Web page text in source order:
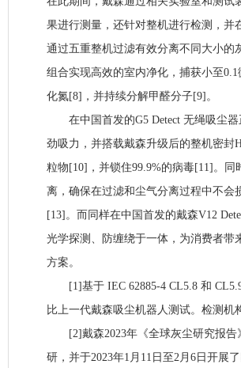
果进行测量，还针对整机进行检测，并
通过五重整机过滤有效分离不同大小的
组合实现高效的室内净化，捕获小至
化氮[8]，并持续分解甲醛分子[9]。
在中国首发的G5 Detect 无绳吸尘器
劲吸力，并搭载戴森升级后的整机密封
粒物[10]，并锁住99.9%的病毒[11]。
离，确保在过滤和尘气分离过程中不
[13]。而同样在中国首发的戴森V12
光学探测、防缠绕于一体，为消费者带
方案。
[1]基于 IEC 62885-4 CL5.8 和
比上一代戴森吸尘机器人测试。检测机
[2]戴森2023年《全球灰尘研究报告
研，并于2023年1月11日至2月6日开展